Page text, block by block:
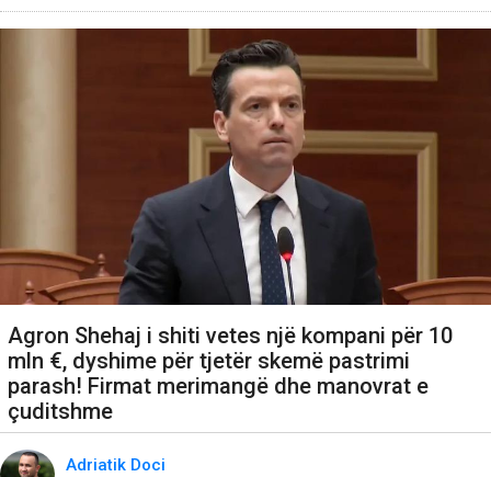
Agron Shehaj i shiti vetes një kompani për 10
mln €, dyshime për tjetër skemë pastrimi
parash! Firmat merimangë dhe manovrat e
çuditshme
Adriatik Doci